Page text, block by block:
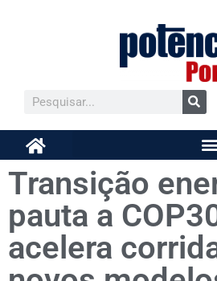
Transição
pauta a
acelera